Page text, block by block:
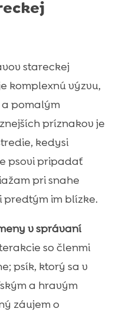
stareckej
komplexnú výzvu,
pomalým
príznakov je
kedysi
psovi pripadať
pri snahe
predtým im blízke.
v správaní
so členmi
psík, ktorý sa v
a hravým
záujem o